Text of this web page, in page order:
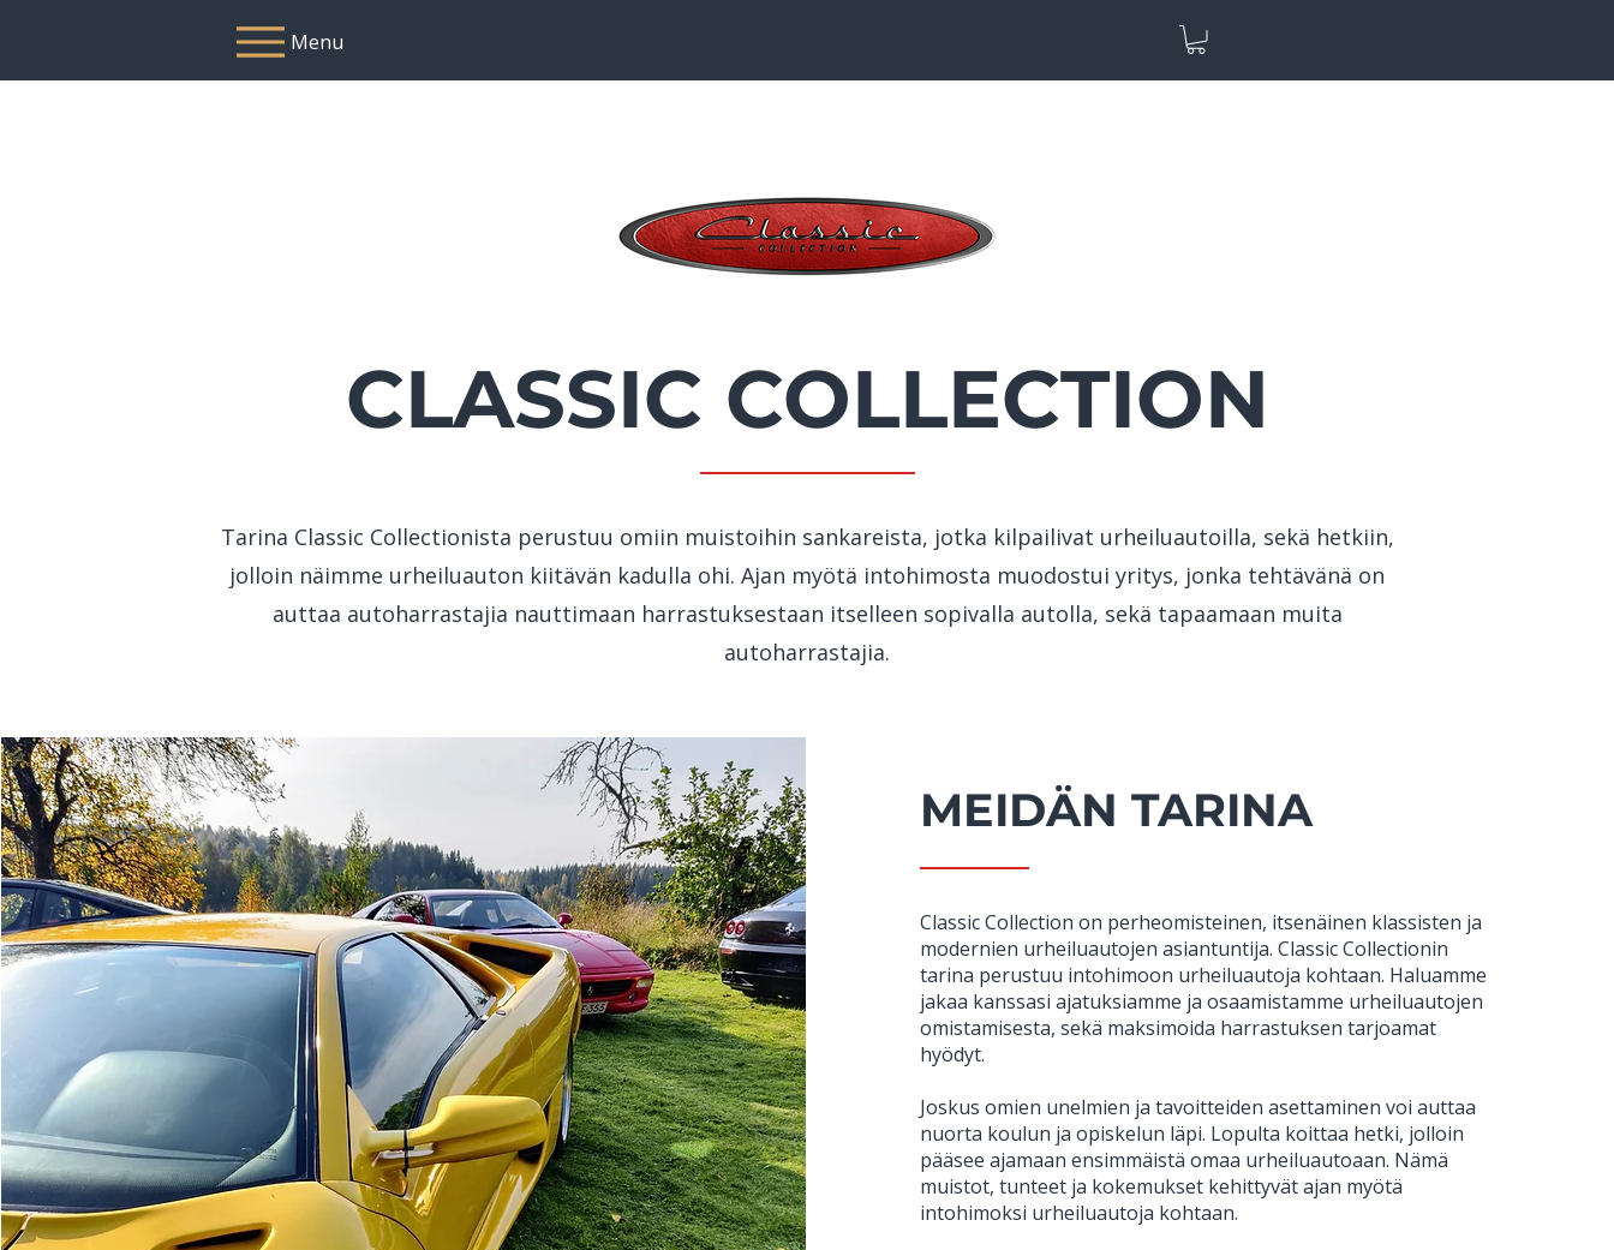
Menu
CLASSIC COLLECTION
Tarina Classic Collectionista perustuu omiin muistoihin sankareista, jotka kilpailivat urheiluautoilla, sekä hetkiin,
jolloin näimme urheiluauton kiitävän kadulla ohi. Ajan myötä intohimosta muodostui yritys, jonka tehtävänä on
auttaa autoharrastajia nauttimaan harrastuksestaan itselleen sopivalla autolla, sekä tapaamaan muita
autoharrastajia.
MEIDÄN TARINA
Classic Collection on perheomisteinen, itsenäinen klassisten ja
modernien urheiluautojen asiantuntija. Classic Collectionin
tarina perustuu intohimoon urheiluautoja kohtaan. Haluamme
jakaa kanssasi ajatuksiamme ja osaamistamme urheiluautojen
omistamisesta, sekä maksimoida harrastuksen tarjoamat
hyödyt.
Joskus omien unelmien ja tavoitteiden asettaminen voi auttaa
nuorta koulun ja opiskelun läpi. Lopulta koittaa hetki, jolloin
pääsee ajamaan ensimmäistä omaa urheiluautoaan. Nämä
muistot, tunteet ja kokemukset kehittyvät ajan myötä
intohimoksi urheiluautoja kohtaan.